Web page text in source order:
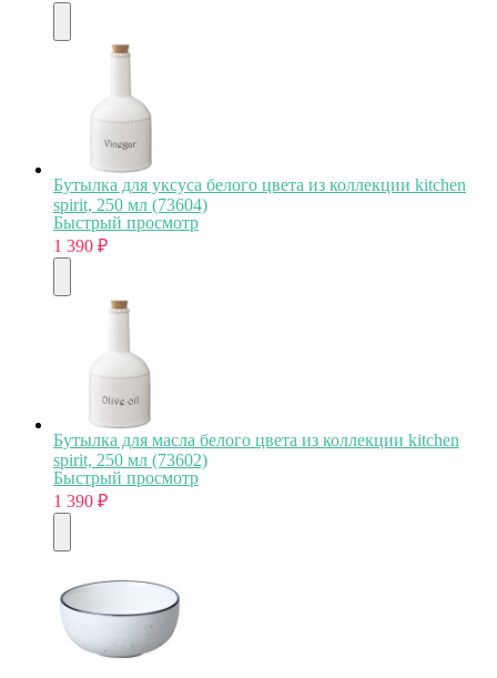
Бутылка для уксуса белого цвета из коллекции kitchen
spirit, 250 мл (73604)
Быстрый просмотр
1 390 ₽
Бутылка для масла белого цвета из коллекции kitchen
spirit, 250 мл (73602)
Быстрый просмотр
1 390 ₽